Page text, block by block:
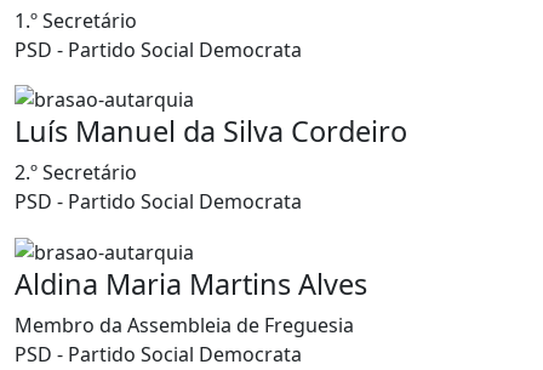
1.º Secretário
PSD - Partido Social Democrata
Luís Manuel da Silva Cordeiro
2.º Secretário
PSD - Partido Social Democrata
Aldina Maria Martins Alves
Membro da Assembleia de Freguesia
PSD - Partido Social Democrata